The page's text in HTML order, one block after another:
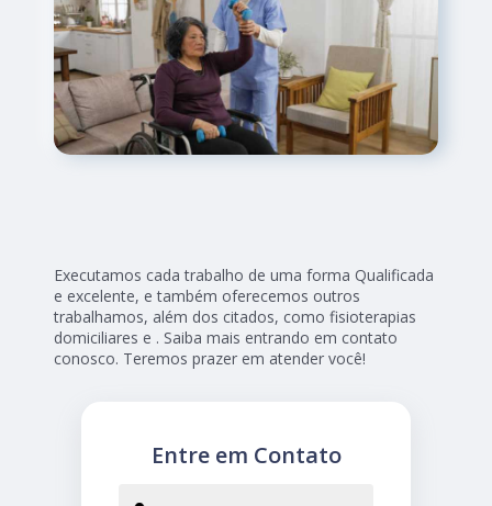
Executamos cada trabalho de uma forma Qualificada
e excelente, e também oferecemos outros
trabalhamos, além dos citados, como fisioterapias
domiciliares e . Saiba mais entrando em contato
conosco. Teremos prazer em atender você!
Entre em Contato